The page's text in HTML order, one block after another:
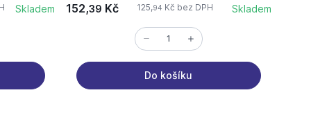
Skladem 152,39 Kč 125,94 Kč bez DPH Skladem
Do košíku